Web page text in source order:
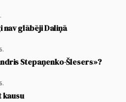
glābēji Daliņā
Stepaņenko-Šlesers»?
kausu